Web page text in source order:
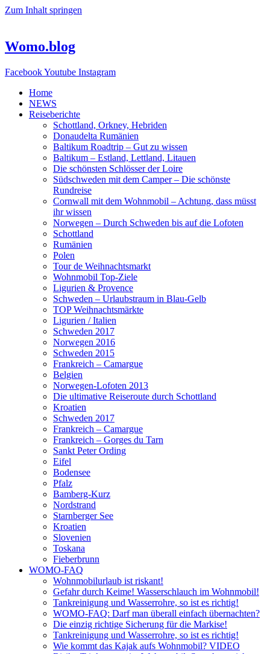
Zum Inhalt springen
Womo.blog
FacebookYoutube Instagram
Home
NEWS
Reiseberichte
Schottland, Orkney, Hebriden
Donaudelta Rumänien
Baltikum Roadtrip – Gut zu wissen
Baltikum – Estland, Lettland, Litauen
Die schönsten Schlösser der Loire
Südschweden mit dem Camper – Die schönste
Rundreise
Cornwall mit dem Wohnmobil – Achtung, dass müsst
ihr wissen
Norwegen – Durch Schweden bis auf die Lofoten
Schottland
Rumänien
Polen
Tour de Weihnachtsmarkt
Wohnmobil Top-Ziele
Ligurien & Provence
Schweden – Urlaubstraum in Blau-Gelb
TOP Weihnachtsmärkte
Ligurien / Italien
Schweden 2017
Norwegen 2016
Schweden 2015
Frankreich – Camargue
Belgien
Norwegen-Lofoten 2013
Die ultimative Reiseroute durch Schottland
Kroatien
Schweden 2017
Frankreich – Camargue
Frankreich – Gorges du Tarn
Sankt Peter Ording
Eifel
Bodensee
Pfalz
Bamberg-Kurz
Nordstrand
Starnberger See
Kroatien
Slovenien
Toskana
Fieberbrunn
WOMO-FAQ
Wohnmobilurlaub ist riskant!
Gefahr durch Keime! Wasserschlauch im Wohnmobil!
Tankreinigung und Wasserrohre, so ist es richtig!
WOMO-FAQ: Darf man überall einfach übernachten?
Die einzig richtige Sicherung für die Markise!
Tankreinigung und Wasserrohre, so ist es richtig!
Wie kommt das Kajak aufs Wohnmobil? VIDEO